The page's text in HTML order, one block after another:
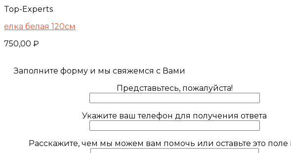
Top-Experts
елка белая 120см
750,00 ₽
Заполните форму и мы свяжемся с Вами
Представьтесь, пожалуйста!
Укажите ваш телефон для получения ответа
Расскажите, чем мы можем вам помочь или оставьте это поле